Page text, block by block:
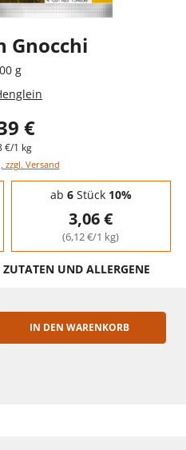
Gnocchi
g
€
€/1 kg
zzgl. Versand
ab 6Stück 10%
3,06 €
(6,12 €/1 kg)
UND ALLERGENE
IN DEN WARENKORB